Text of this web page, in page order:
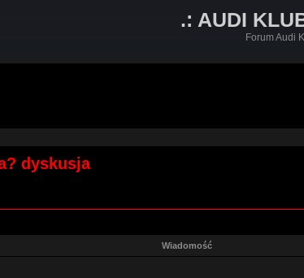
.: AUDI
Forum Audi
dyskusja
Wiadomość